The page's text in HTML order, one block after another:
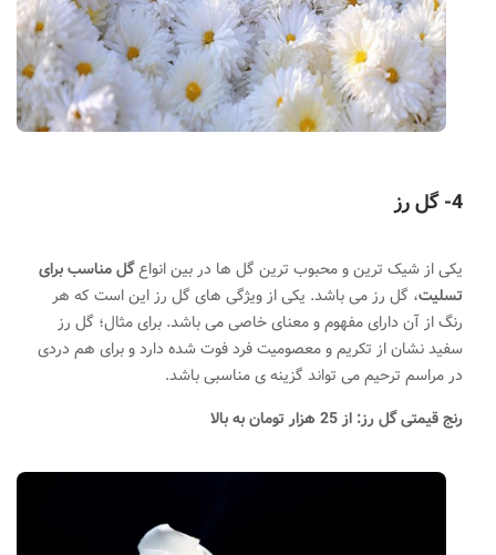
4- گل رز
یکی از شیک ترین و محبوب ترین گل ها در بین انواعگل مناسب برای
تسلیت، گل رز می باشد. یکی از ویژگی های گل رز این است که هر
رنگ از آن دارای مفهوم و معنای خاصی می باشد. برای مثال؛ گل رز
سفید نشان از تکریم و معصومیت فرد فوت شده داردو برای هم دردی
در مراسم ترحیم می تواند گزینه ی مناسبی باشد.
رنج قیمتی گل رز: از 25 هزار تومان به بالا